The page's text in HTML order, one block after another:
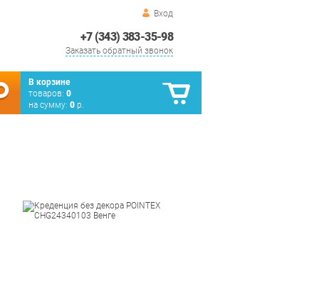
Вход
+7 (343) 383-35-98
Заказать обратный звонок
В корзине
товаров: 0
на сумму: 0 р.